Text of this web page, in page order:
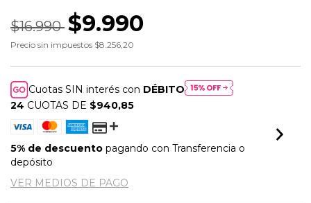
$16.990 $9.990
Precio sin impuestos $8.256,20
Cuotas SIN interés con DÉBITO
24 CUOTAS DE $940,85
5% de descuento pagando con Transferencia o
depósito
VER MEDIOS DE PAGO